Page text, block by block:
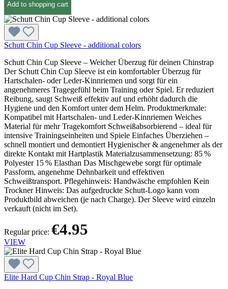
Add to shopping cart
Schutt Chin Cup Sleeve - additional colors
Schutt Chin Cup Sleeve – Weicher Überzug für deinen Chinstrap
Der Schutt Chin Cup Sleeve ist ein komfortabler Überzug für
Hartschalen- oder Leder-Kinnriemen und sorgt für ein
angenehmeres Tragegefühl beim Training oder Spiel. Er reduziert
Reibung, saugt Schweiß effektiv auf und erhöht dadurch die
Hygiene und den Komfort unter dem Helm. Produktmerkmale:
Kompatibel mit Hartschalen- und Leder-Kinnriemen Weiches
Material für mehr Tragekomfort Schweißabsorbierend – ideal für
intensive Trainingseinheiten und Spiele Einfaches Überziehen –
schnell montiert und demontiert Hygienischer & angenehmer als der
direkte Kontakt mit Hartplastik Materialzusammensetzung: 85 %
Polyester 15 % Elasthan Das Mischgewebe sorgt für optimale
Passform, angenehme Dehnbarkeit und effektiven
Schweißtransport. Pflegehinweis: Handwäsche empfohlen Kein
Trockner Hinweis: Das aufgedruckte Schutt-Logo kann vom
Produktbild abweichen (je nach Charge). Der Sleeve wird einzeln
verkauft (nicht im Set).
Regular price: €4.95
VIEW
Elite Hard Cup Chin Strap - Royal Blue